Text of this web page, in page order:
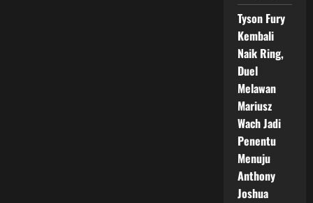
Tyson Fury
Kembali
Naik Ring,
Duel
Melawan
Mariusz
Wach Jadi
Penentu
Menuju
Anthony
Joshua